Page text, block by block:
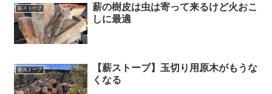
薪ストーブ
薪の樹皮は虫は寄って来るけど火おこ
しに最適
薪ストーブ
【薪ストーブ】玉切り用原木がもうな
くなる